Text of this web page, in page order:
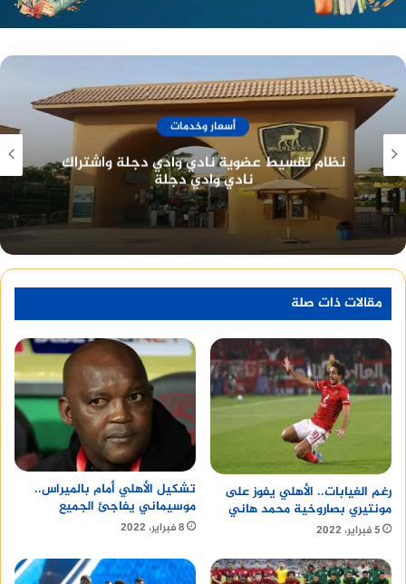
أسعار وخدمات
نادي الصيد المصري تاريخ طويل وعراقة في خدمة
أعضائه
مقالات ذات صلة
رغم الغيابات.. الأهلي يفوز على
مونتيري بصاروخية محمد هاني
5 فبراير، 2022
تشكيل الأهلي أمام بالميراس..
موسيماني يفاجئ الجميع
8 فبراير، 2022